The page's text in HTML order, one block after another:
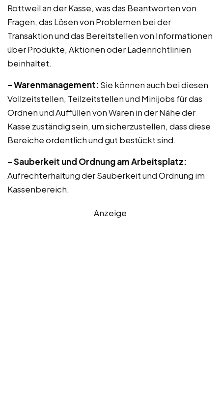
Rottweil an der Kasse, was das Beantworten von
Fragen, das Lösen von Problemen bei der
Transaktion und das Bereitstellen von Informationen
über Produkte, Aktionen oder Ladenrichtlinien
beinhaltet.
– Warenmanagement: Sie können auch bei diesen
Vollzeitstellen, Teilzeitstellen und Minijobs für das
Ordnen und Auffüllen von Waren in der Nähe der
Kasse zuständig sein, um sicherzustellen, dass diese
Bereiche ordentlich und gut bestückt sind.
– Sauberkeit und Ordnung am Arbeitsplatz:
Aufrechterhaltung der Sauberkeit und Ordnung im
Kassenbereich.
Anzeige